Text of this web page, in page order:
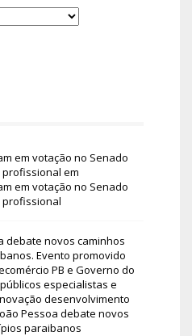
em votação no Senado
profissional em
em votação no Senado
profissional
debate novos caminhos
Evento promovido
PB e Governo do
especialistas e
desenvolvimento
Pessoa debate novos
paraibanos